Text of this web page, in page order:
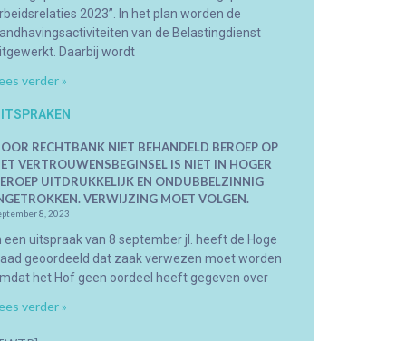
2023”. In het plan worden de
van de Belastingdienst
Daarbij wordt
verder »
RECHTBANK NIET BEHANDELD BEROEP OP
VERTROUWENSBEGINSEL IS NIET IN HOGER
UITDRUKKELIJK EN ONDUBBELZINNIG
VERWIJZING MOET VOLGEN.
8, 2023
een uitspraak van 8 september jl. heeft de Hoge
geoordeeld dat zaak verwezen moet worden
het Hof geen oordeel heeft gegeven over
verder »